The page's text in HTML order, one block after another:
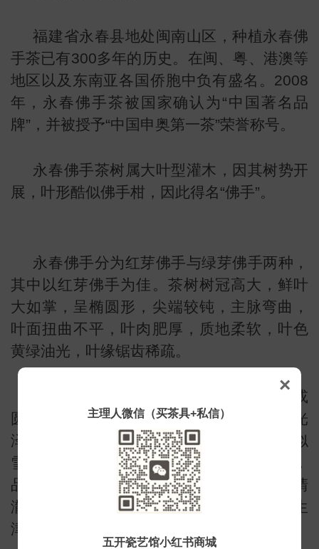
×
主理人微信（买茶具+私信）
五开瓷艺馆小红书商城
福建省永春县地处闽南山区，种植永春佛
手茶已有300多年的历史。在闽、粤、港澳等
地区以及东南亚各国侨胞中负有盛名。2008
年，永春佛手茶被国家确认为“中国著名品
牌”，并被授予“中国申奥第一茶”荣誉称号。
永春佛手茶树属大叶型灌木，因其树势开
展，叶形酷似佛手柑，因此得名“佛手”。
永春佛手分为红芽佛手与绿芽佛手两种，
其中以红芽佛手为佳。茶树树冠高大，鲜叶
大如掌，呈椭圆形，尖端较钝，主脉弯曲，
叶面扭曲不平，叶肉肥厚，质地柔软，叶色
黄绿油光，叶缘锯齿稀疏。
永春佛手茶外形条索肥壮、卷曲较重实或
圆结重实，色泽乌润砂绿或乌绿润，稍带光
泽，内质香气浓郁或馥郁幽长，优质品有似
雪梨香，上品具有香椽香，滋味醇厚回甘，
品种特征显;耐冲泡，汤色橙黄、明亮、清
澈，叶底肥厚、软亮、红边显。饮之入口生
津，落喉甘润。